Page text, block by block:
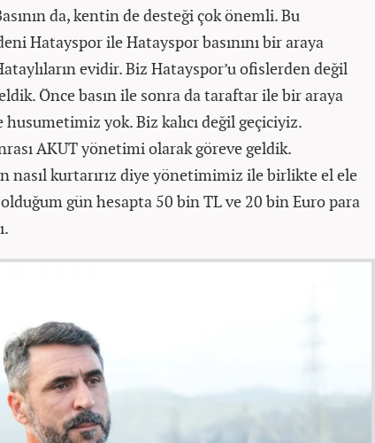
da, kentin de desteği çok önemli. Bu
Hatayspor ile Hatayspor basınını bir araya
evidir. Biz Hatayspor’u ofislerden değil
Önce basın ile sonra da taraftar ile bir araya
yok. Biz kalıcı değil geçiciyiz.
AKUT yönetimi olarak göreve geldik.
nasıl kurtarırız diye yönetimimiz ile birlikte el ele
olduğum gün hesapta 50 bin TL ve 20 bin Euro para